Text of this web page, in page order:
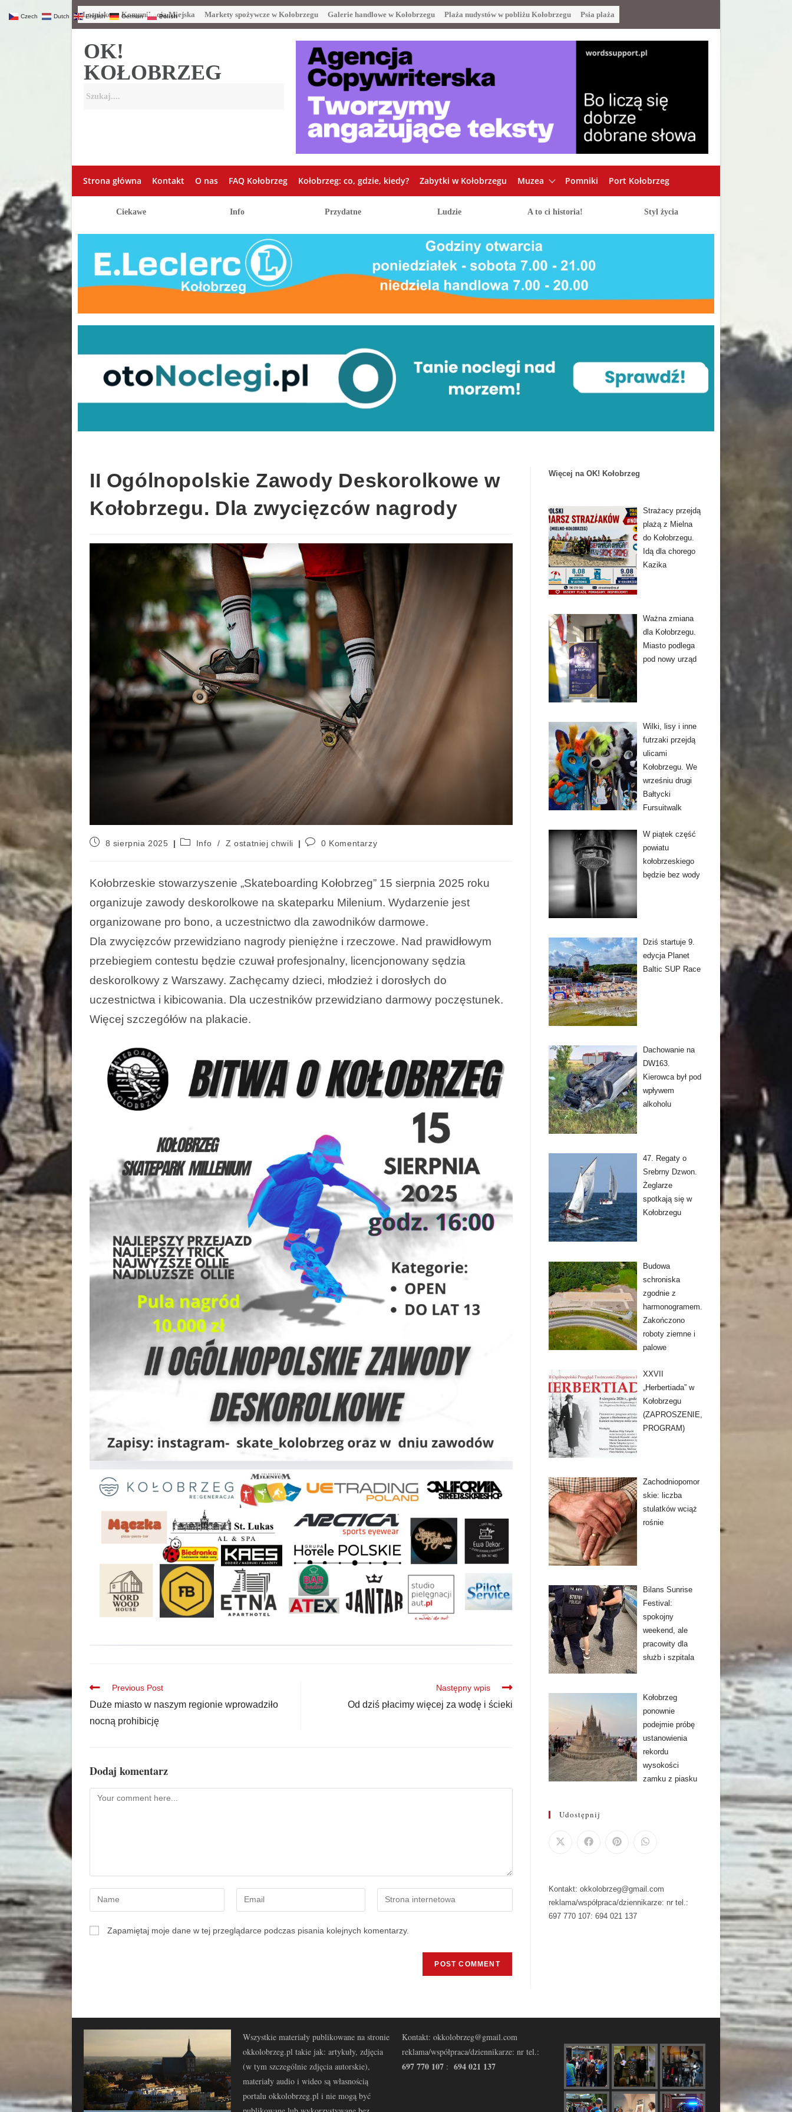
Lotnisko Komunikacja Miejska Markety spożywcze w Kołobrzegu Galerie handlowe w Kołobrzegu Plaża nudystów w pobliżu Kołobrzegu Psia plaża
OK!
KOŁOBRZEG
Strona główna Kontakt O nas FAQ Kołobrzeg Kołobrzeg: co, gdzie, kiedy? Zabytki w Kołobrzegu Muzea Pomniki Port Kołobrzeg
Ciekawe Info Przydatne Ludzie A to ci historia! Styl życia
II Ogólnopolskie Zawody Deskorolkowe w
Kołobrzegu. Dla zwycięzców nagrody
8 sierpnia 2025 Info / Z ostatniej chwili 0 Komentarzy
Kołobrzeskie stowarzyszenie „Skateboarding Kołobrzeg” 15 sierpnia 2025 roku
organizuje zawody deskorolkowe na skateparku Milenium. Wydarzenie jest
organizowane pro bono, a uczestnictwo dla zawodników darmowe.
Dla zwycięzców przewidziano nagrody pieniężne i rzeczowe. Nad prawidłowym
przebiegiem contestu będzie czuwał profesjonalny, licencjonowany sędzia
deskorolkowy z Warszawy. Zachęcamy dzieci, młodzież i dorosłych do
uczestnictwa i kibicowania. Dla uczestników przewidziano darmowy poczęstunek.
Więcej szczegółów na plakacie.
Previous Post
Duże miasto w naszym regionie wprowadziło
nocną prohibicję
Następny wpis
Od dziś płacimy więcej za wodę i ścieki
Dodaj komentarz
Zapamiętaj moje dane w tej przeglądarce podczas pisania kolejnych komentarzy.
Więcej na OK! Kołobrzeg
Strażacy przejdą
plażą z Mielna
do Kołobrzegu.
Idą dla chorego
Kazika
Ważna zmiana
dla Kołobrzegu.
Miasto podlega
pod nowy urząd
Wilki, lisy i inne
futrzaki przejdą
ulicami
Kołobrzegu. We
wrześniu drugi
Bałtycki
Fursuitwalk
W piątek część
powiatu
kołobrzeskiego
będzie bez wody
Dziś startuje 9.
edycja Planet
Baltic SUP Race
Dachowanie na
DW163.
Kierowca był pod
wpływem
alkoholu
47. Regaty o
Srebrny Dzwon.
Żeglarze
spotkają się w
Kołobrzegu
Budowa
schroniska
zgodnie z
harmonogramem.
Zakończono
roboty ziemne i
palowe
XXVII
„Herbertiada” w
Kołobrzegu
(ZAPROSZENIE,
PROGRAM)
Zachodniopomor
skie: liczba
stulatków wciąż
rośnie
Bilans Sunrise
Festival:
spokojny
weekend, ale
pracowity dla
służb i szpitala
Kołobrzeg
ponownie
podejmie próbę
ustanowienia
rekordu
wysokości
zamku z piasku
Udostępnij
Kontakt: okkolobrzeg@gmail.com
reklama/współpraca/dziennikarze: nr tel.:
697 770 107: 694 021 137
Wszystkie materiały publikowane na stronie
okkolobrzeg.pl takie jak: artykuły, zdjęcia
(w tym szczególnie zdjęcia autorskie),
materiały audio i wideo są własnością
portalu okkolobrzeg.pl i nie mogą być
Kontakt: okkolobrzeg@gmail.com
reklama/współpraca/dziennikarze: nr tel.:
697 770 107 : 694 021 137
Czech Dutch English German Polish